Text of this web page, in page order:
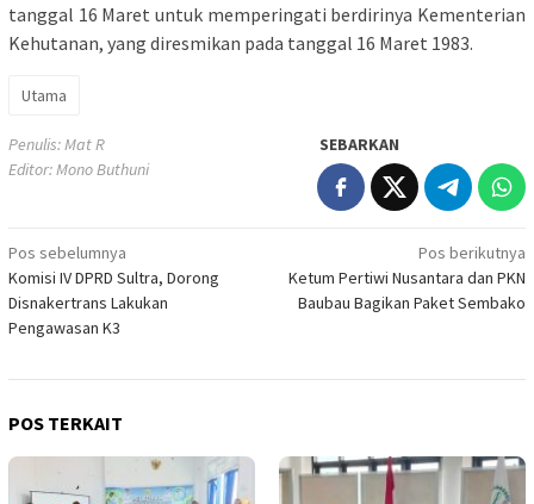
tanggal 16 Maret untuk memperingati berdirinya Kementerian
Kehutanan, yang diresmikan pada tanggal 16 Maret 1983.
Utama
Penulis: Mat R
Editor: Mono Buthuni
SEBARKAN
Navigasi
pos
Pos sebelumnya
Komisi IV DPRD Sultra, Dorong
Disnakertrans Lakukan
Pengawasan K3
Pos berikutnya
Ketum Pertiwi Nusantara dan PKN
Baubau Bagikan Paket Sembako
POS TERKAIT